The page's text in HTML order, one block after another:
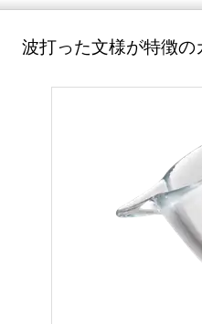
波打った文様が特徴の